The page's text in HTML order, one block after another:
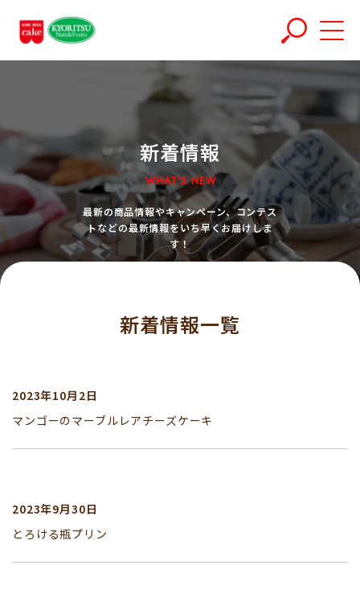
新着情報
WHAT'S NEW
最新の商品情報やキャンペーン、コンテス
トなどの最新情報をいち早くお届けしま
す！
新着情報一覧
2023年10月2日
マンゴーのマーブルレアチーズケーキ
2023年9月30日
とろける瓶プリン